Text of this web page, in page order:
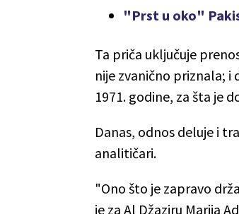
"Prst u oko"
Ta priča uključuje
nije zvanično priznala;
1971. godine, za šta je
Danas, odnos deluje i
analitičari.
"Ono što je zapravo
je za Al Džaziru Marija